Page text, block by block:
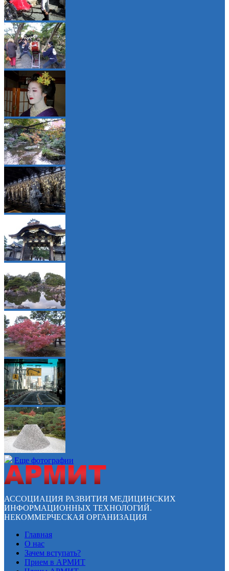
Еще фотографии
АССОЦИАЦИЯ РАЗВИТИЯ МЕДИЦИНСКИХ
ИНФОРМАЦИОННЫХ ТЕХНОЛОГИЙ.
НЕКОММЕРЧЕСКАЯ ОРГАНИЗАЦИЯ
Главная
О нас
Зачем вступать?
Прием в АРМИТ